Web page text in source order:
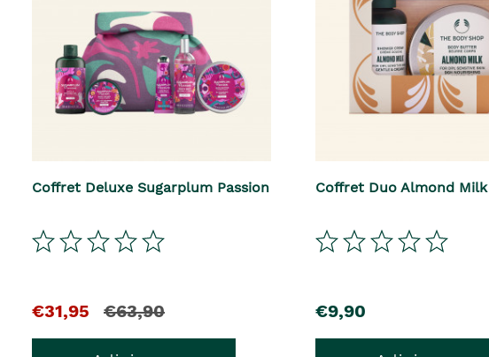
Coffret Deluxe Sugarplum Passion
El
precio
€31,95
el
€63,90
Coffret Duo Almond Milk
precio
€9,90